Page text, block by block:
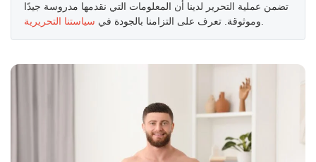
تضمن عملية التحرير لدينا أن المعلومات التي نقدمها مدروسة جيدًا
وموثوقة. تعرف على التزامنا بالجودة في سياستنا التحريرية